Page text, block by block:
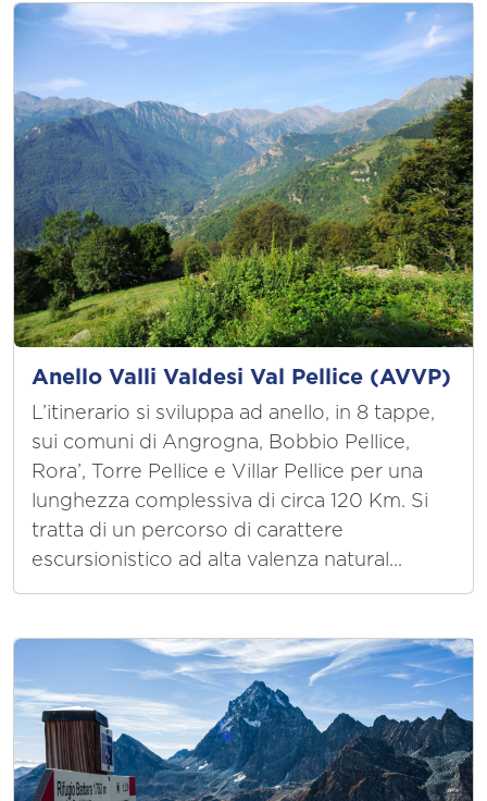
Anello Valli Valdesi Val Pellice (AVVP)
L’itinerario si sviluppa ad anello, in 8 tappe,
sui comuni di Angrogna, Bobbio Pellice,
Rora’, Torre Pellice e Villar Pellice per una
lunghezza complessiva di circa 120 Km. Si
tratta di un percorso di carattere
escursionistico ad alta valenza natural...